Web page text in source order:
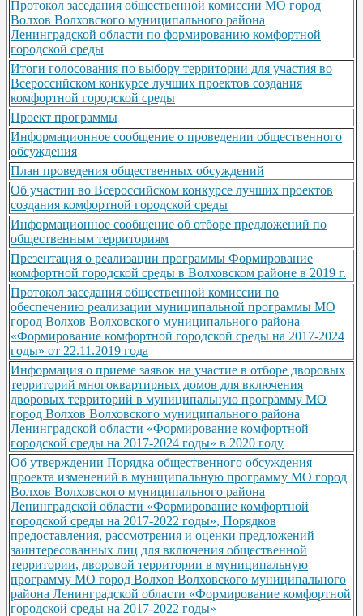
Протокол заседания общественной комиссии МО город
Волхов Волховского муниципального района
Ленинградской области по формированию комфортной
городской среды
Итоги голосования по выбору территории для участия во
Всероссийском конкурсе лучших проектов создания
комфортной городской среды
Проект программы
Информационное сообщение о проведении общественного
обсуждения
План проведения общественных обсуждений
Об участии во Всероссийском конкурсе лучших проектов
создания комфортной городской среды
Информационное сообщение об отборе предложений по
общественным территориям
Презентация о реализации программы Формирование
комфортной городской среды в Волховском районе в 2019 г.
Протокол заседания общественной комиссии по
обеспечению реализации муниципальной программы МО
город Волхов Волховского муниципального района
«Формирование комфортной городской среды на 2017-2024
годы» от 22.11.2019 года
Информация о приеме заявок на участие в отборе дворовых
территорий многоквартирных домов для включения
дворовых территорий в муниципальную программу МО
город Волхов Волховского муниципального района
Ленинградской области «Формирование комфортной
городской среды на 2017-2024 годы» в 2020 году
Об утверждении Порядка общественного обсуждения
проекта изменений в муниципальную программу МО город
Волхов Волховского муниципального района
Ленинградской области «Формирование комфортной
городской среды на 2017-2022 годы», Порядков
предоставления, рассмотрения и оценки предложений
заинтересованных лиц для включения общественной
территории, дворовой территории в муниципальную
программу МО город Волхов Волховского муниципального
района Ленинградской области «Формирование комфортной
городской среды на 2017-2022 годы»